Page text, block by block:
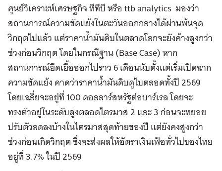
ศูนย์วิเคราะห์เศรษฐกิจ ทีทีบี หรือ ttb analytics มองว่า
สถานการณ์ความขัดแย้งในตะวันออกกลางได้ผ่านพ้นจุด
วิกฤตไปแล้ว แต่ราคาน้ำมันดิบในตลาดโลกจะยังค้างสูงกว่า
ช่วงก่อนวิกฤต โดยในกรณีฐาน (Base Case) หาก
สถานการณ์ยืดเยื้อออกไปราว 6 เดือนนับตั้งแต่เริ่มเปิดฉาก
ความขัดแย้ง คาดว่าราคาน้ำมันดิบดูไบตลอดทั้งปี 2569
โดยเฉลี่ยจะอยู่ที่ 100 ดอลลาร์สหรัฐต่อบาร์เรล โดยจะ
ทรงตัวอยู่ในระดับสูงตลอดไตรมาส 2 และ 3 ก่อนจะทยอย
ปรับตัวลดลงบ้างในไตรมาสสุดท้ายของปี แต่ยังคงสูงกว่า
ช่วงก่อนเกิดวิกฤต ซึ่งจะส่งผลให้อัตราเงินเฟ้อทั่วไปของไทย
อยู่ที่ 3.7% ในปี 2569